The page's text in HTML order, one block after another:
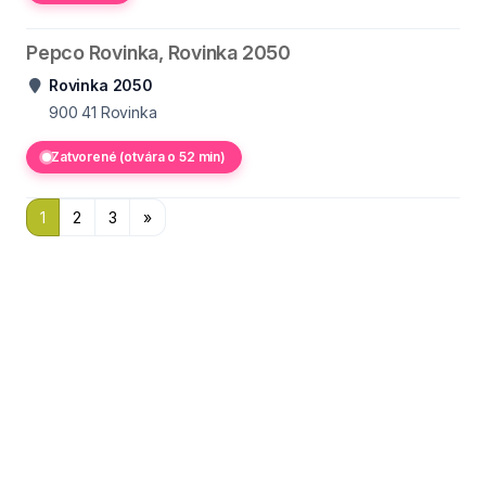
Pepco Rovinka, Rovinka 2050
Rovinka 2050
900 41 Rovinka
Zatvorené (otvára o 52 min)
1 2 3 »